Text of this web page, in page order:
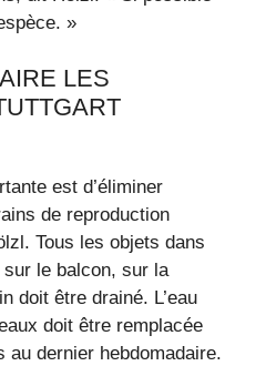
»
LES
est d’éliminer
de reproduction
Tous les objets dans
sur le balcon, sur la
doit être drainé. L’eau
doit être remplacée
dernier hebdomadaire.